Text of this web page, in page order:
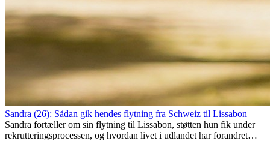
Sandra (26): Sådan gik hendes flytning fra Schweiz til Lissabon
Sandra fortæller om sin flytning til Lissabon, støtten hun fik under
rekrutteringsprocessen, og hvordan livet i udlandet har forandret